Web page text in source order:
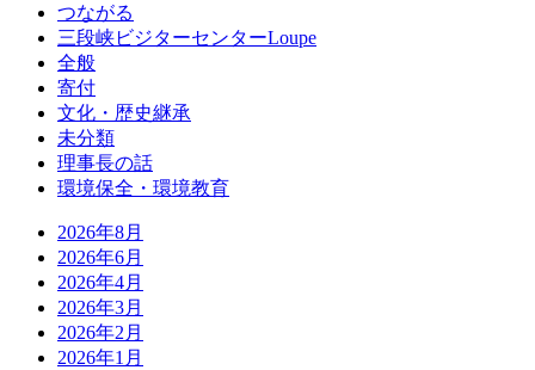
つながる
三段峡ビジターセンターLoupe
全般
寄付
文化・歴史継承
未分類
理事長の話
環境保全・環境教育
2026年8月
2026年6月
2026年4月
2026年3月
2026年2月
2026年1月